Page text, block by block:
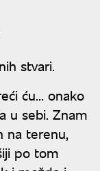
stvari.
ću... onako
u sebi. Znam
na terenu,
po tom